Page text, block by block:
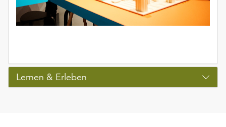
Lernen & Erleben